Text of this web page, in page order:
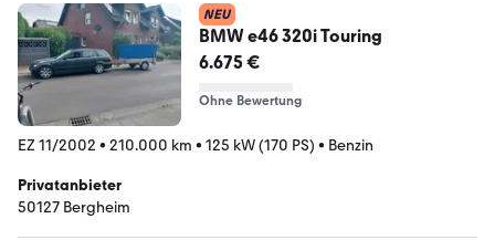
NEU
BMW e46 320i Touring
6.675 €
Ohne Bewertung
EZ 11/2002 • 210.000 km • 125 kW (170 PS) • Benzin
Privatanbieter
50127 Bergheim